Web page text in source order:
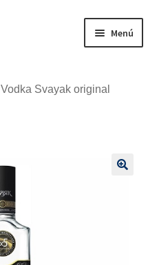
Menú
Vodka Svayak original